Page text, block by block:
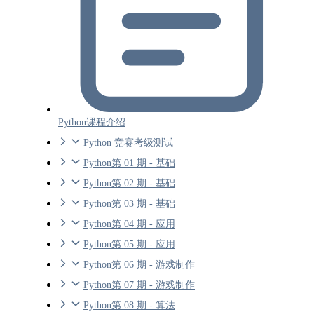
Python课程介绍
Python 竞赛考级测试
Python第 01 期 - 基础
Python第 02 期 - 基础
Python第 03 期 - 基础
Python第 04 期 - 应用
Python第 05 期 - 应用
Python第 06 期 - 游戏制作
Python第 07 期 - 游戏制作
Python第 08 期 - 算法